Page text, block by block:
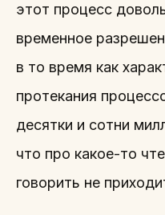
этот процесс
временное
в то время как
протекания
десятки и сотни
что про какое-то
говорить не